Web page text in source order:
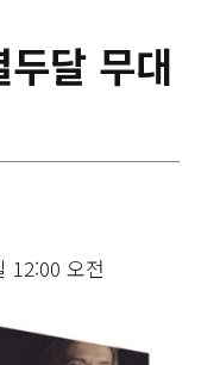
달 무대
12:00 오전